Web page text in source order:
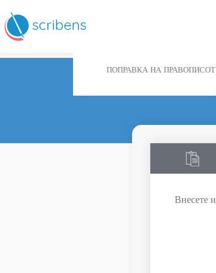
ПОПРАВКА НА ПРАВОПИСОТ